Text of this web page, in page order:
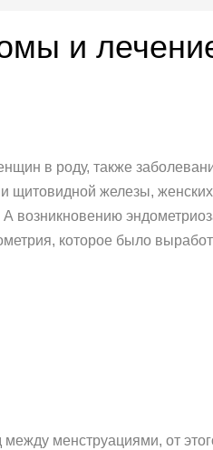
и
в роду, также
железы,
возникновению
которое было
менструациями, от